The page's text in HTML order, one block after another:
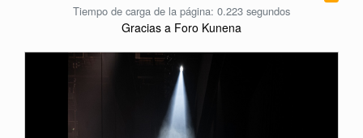
Tiempo de carga de la página: 0.223 segundos
Gracias a Foro Kunena